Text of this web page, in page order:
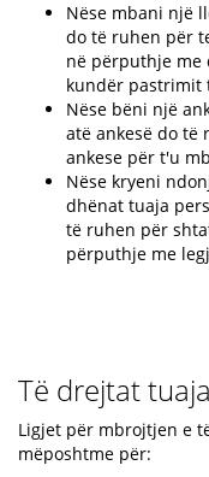
Nëse mbani një
do të ruhen për
në përputhje me
kundër pastrimit
Nëse bëni një
atë ankesë do të
ankese për t'u
Nëse kryeni
dhënat tuaja
të ruhen për
përputhje me
Të drejtat tuaja
Ligjet për mbrojtjen e
mëposhtme për: